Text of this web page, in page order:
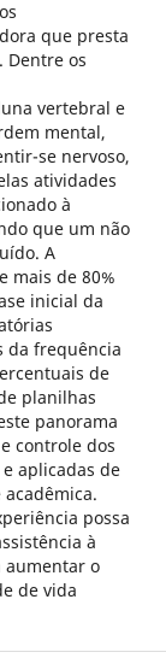
que presta
Dentre os
vertebral e
mental,
se nervoso,
atividades
à
que um não
A
mais de 80%
inicial da
da frequência
de
planilhas
panorama
controle dos
aplicadas de
possa
à
aumentar o
de vida